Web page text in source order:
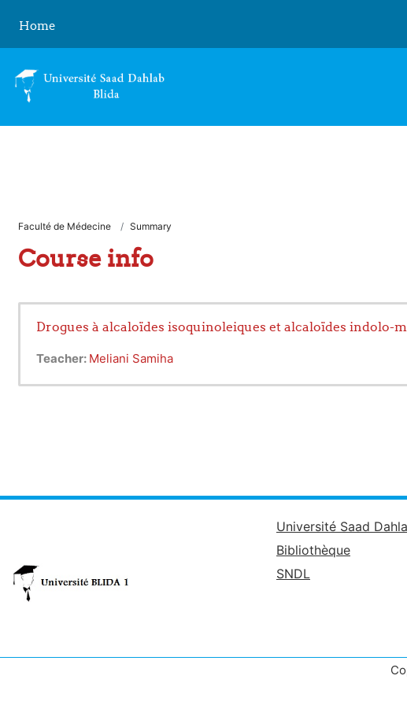
Home
Faculté de Médecine Summary
Course info
Drogues à alcaloïdes isoquinoleiques et alcaloïdes indolo-
Teacher: Meliani Samiha
Université Saad
Bibliothèque
SNDL